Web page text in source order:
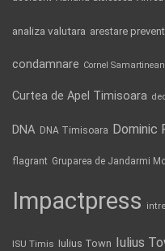
analiza valutara arestare
condamnare Cornel Samartinean
Curtea de Apel Timisoara
DNA DNA Timisoara Dominic
flagrant Gruparea de Jandarmi
Impactpress
ISU Timis Iulius Town Iulius